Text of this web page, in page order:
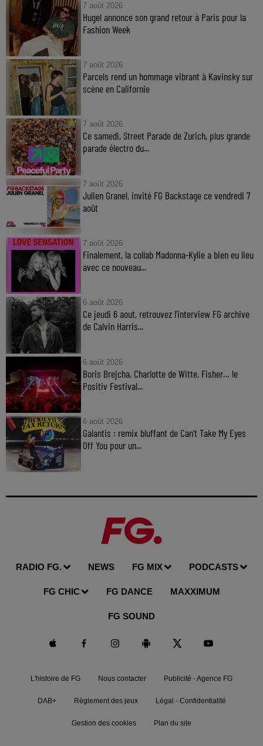
7 août 2026
Hugel annonce son grand retour à Paris pour la
Fashion Week
7 août 2026
Parcels rend un hommage vibrant à Kavinsky sur
scène en Californie
7 août 2026
Ce samedi, Street Parade de Zurich, plus grande
parade électro du...
7 août 2026
Julien Granel, invité FG Backstage ce vendredi 7
août
7 août 2026
Finalement, la collab Madonna-Kylie a bien eu lieu
avec ce nouveau...
6 août 2026
Ce jeudi 6 aout, retrouvez l'interview FG archive
de Calvin Harris...
6 août 2026
Boris Brejcha, Charlotte de Witte, Fisher… le
Positiv Festival...
6 août 2026
Galantis : remix bluffant de Can’t Take My Eyes
Off You pour un...
RADIO FG. NEWS FG MIX PODCASTS
FG CHIC FG DANCE MAXXIMUM
FG SOUND
L'histoire de FG Nous contacter Publicité - Agence FG
DAB+ Règlement des jeux Légal - Confidentialité
Gestion des cookies Plan du site